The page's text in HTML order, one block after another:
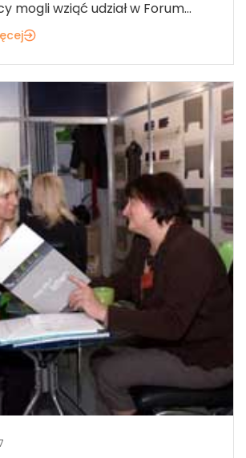
mogli wziąć udział w Forum...